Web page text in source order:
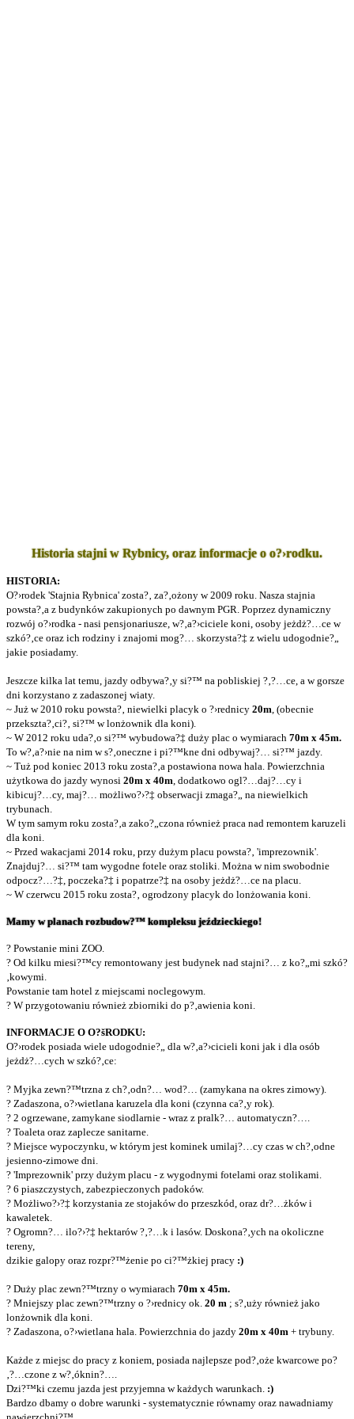
Historia stajni w Rybnicy, oraz informacje o o?›rodku.
HISTORIA:
O?›rodek 'Stajnia Rybnica' zosta?‚ za?‚ożony w 2009 roku. Nasza stajnia
powsta?‚a z budynków zakupionych po dawnym PGR. Poprzez dynamiczny
rozwój o?›rodka - nasi pensjonariusze, w?‚a?›ciciele koni, osoby jeżdż?…ce w
szkó?‚ce oraz ich rodziny i znajomi mog?… skorzysta?‡ z wielu udogodnie?„
jakie posiadamy.
Jeszcze kilka lat temu, jazdy odbywa?‚y si?™ na pobliskiej ?‚?…ce, a w gorsze
dni korzystano z zadaszonej wiaty.
~ Już w 2010 roku powsta?‚ niewielki placyk o ?›rednicy 20m, (obecnie
przekszta?‚ci?‚ si?™ w lonżownik dla koni).
~ W 2012 roku uda?‚o si?™ wybudowa?‡ duży plac o wymiarach 70m x 45m.
To w?‚a?›nie na nim w s?‚oneczne i pi?™kne dni odbywaj?… si?™ jazdy.
~ Tuż pod koniec 2013 roku zosta?‚a postawiona nowa hala. Powierzchnia
użytkowa do jazdy wynosi 20m x 40m, dodatkowo ogl?…daj?…cy i
kibicuj?…cy, maj?… możliwo?›?‡ obserwacji zmaga?„ na niewielkich
trybunach.
W tym samym roku zosta?‚a zako?„czona również praca nad remontem karuzeli
dla koni.
~ Przed wakacjami 2014 roku, przy dużym placu powsta?‚ 'imprezownik'.
Znajduj?… si?™ tam wygodne fotele oraz stoliki. Można w nim swobodnie
odpocz?…?‡, poczeka?‡ i popatrze?‡ na osoby jeżdż?…ce na placu.
~ W czerwcu 2015 roku zosta?‚ ogrodzony placyk do lonżowania koni.
Mamy w planach rozbudow?™ kompleksu jeździeckiego!
? Powstanie mini ZOO.
? Od kilku miesi?™cy remontowany jest budynek nad stajni?… z ko?„mi szkó?
‚kowymi.
Powstanie tam hotel z miejscami noclegowym.
? W przygotowaniu również zbiorniki do p?‚awienia koni.
INFORMACJE O O?šRODKU:
O?›rodek posiada wiele udogodnie?„ dla w?‚a?›cicieli koni jak i dla osób
jeżdż?…cych w szkó?‚ce:
? Myjka zewn?™trzna z ch?‚odn?… wod?… (zamykana na okres zimowy).
? Zadaszona, o?›wietlana karuzela dla koni (czynna ca?‚y rok).
? 2 ogrzewane, zamykane siodlarnie - wraz z pralk?… automatyczn?….
? Toaleta oraz zaplecze sanitarne.
? Miejsce wypoczynku, w którym jest kominek umilaj?…cy czas w ch?‚odne
jesienno-zimowe dni.
? 'Imprezownik' przy dużym placu - z wygodnymi fotelami oraz stolikami.
? 6 piaszczystych, zabezpieczonych padoków.
? Możliwo?›?‡ korzystania ze stojaków do przeszkód, oraz dr?…żków i
kawaletek.
? Ogromn?… ilo?›?‡ hektarów ?‚?…k i lasów. Doskona?‚ych na okoliczne
tereny,
dzikie galopy oraz rozpr?™żenie po ci?™żkiej pracy :)
? Duży plac zewn?™trzny o wymiarach 70m x 45m.
? Mniejszy plac zewn?™trzny o ?›rednicy ok. 20 m ; s?‚uży również jako
lonżownik dla koni.
? Zadaszona, o?›wietlana hala. Powierzchnia do jazdy 20m x 40m + trybuny.
Każde z miejsc do pracy z koniem, posiada najlepsze pod?‚oże kwarcowe po?
‚?…czone z w?‚óknin?….
Dzi?™ki czemu jazda jest przyjemna w każdych warunkach. :)
Bardzo dbamy o dobre warunki - systematycznie równamy oraz nawadniamy